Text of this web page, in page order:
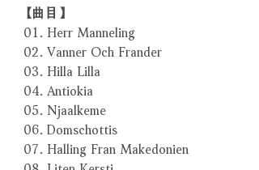
【曲目】
01. Herr Manneling
02. Vanner Och Frander
03. Hilla Lilla
04. Antiokia
05. Njaalkeme
06. Domschottis
07. Halling Fran Makedonien